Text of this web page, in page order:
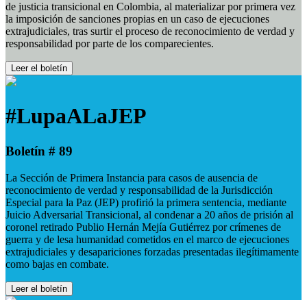
de justicia transicional en Colombia, al materializar por primera vez
la imposición de sanciones propias en un caso de ejecuciones
extrajudiciales, tras surtir el proceso de reconocimiento de verdad y
responsabilidad por parte de los comparecientes.
Leer el boletín
#LupaALaJEP
Boletín # 89
La Sección de Primera Instancia para casos de ausencia de
reconocimiento de verdad y responsabilidad de la Jurisdicción
Especial para la Paz (JEP) profirió la primera sentencia, mediante
Juicio Adversarial Transicional, al condenar a 20 años de prisión al
coronel retirado Publio Hernán Mejía Gutiérrez por crímenes de
guerra y de lesa humanidad cometidos en el marco de ejecuciones
extrajudiciales y desapariciones forzadas presentadas ilegítimamente
como bajas en combate.
Leer el boletín